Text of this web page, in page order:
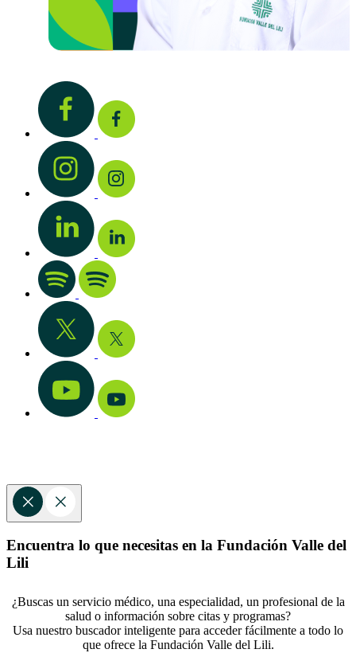
Encuentra lo que necesitas en la Fundación Valle del
Lili
¿Buscas un servicio médico, una especialidad, un profesional de la
salud o información sobre citas y programas?
Usa nuestro buscador inteligente para acceder fácilmente a todo lo
que ofrece la Fundación Valle del Lili.